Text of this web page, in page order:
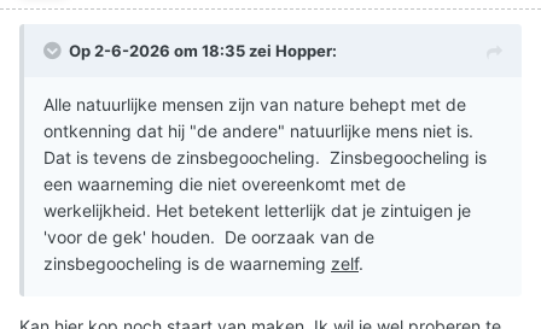
Op 2-6-2026 om 18:35 zei Hopper:
Alle natuurlijke mensen zijn van nature behept met de
ontkenning dat hij "de andere" natuurlijke mens niet is.
Dat is tevens de zinsbegoocheling. Zinsbegoocheling is
een waarneming die niet overeenkomt met de
werkelijkheid. Het betekent letterlijk dat je zintuigen je
'voor de gek' houden. De oorzaak van de
zinsbegoocheling is de waarneming zelf.